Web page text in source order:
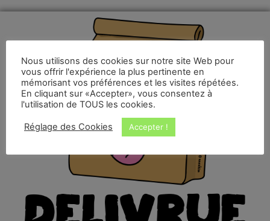
Nous utilisons des cookies sur notre site Web pour
vous offrir l'expérience la plus pertinente en
mémorisant vos préférences et les visites répétées.
En cliquant sur «Accepter», vous consentez à
l'utilisation de TOUS les cookies.
Réglage des Cookies Accepter !